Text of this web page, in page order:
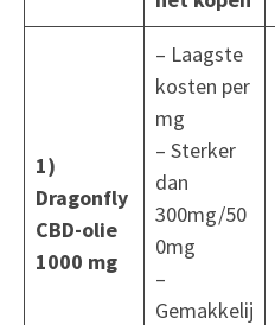
1)
Dragonfly
CBD-olie
1000 mg
– Laagste
kosten per
mg
– Sterker
dan
300mg/50
0mg
–
Gemakkelij